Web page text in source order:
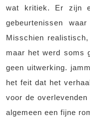
wat kritiek. Er zijn
gebeurtenissen
Misschien
maar het werd soms
geen uitwerking.
het feit dat het
voor de
algemeen een fijne